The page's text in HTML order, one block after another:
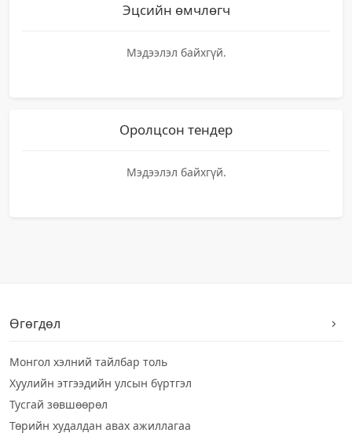
Эцсийн өмчлөгч
Мэдээлэл байхгүй.
Оролцсон тендер
Мэдээлэл байхгүй.
Өгөгдөл
Монгол хэлний тайлбар толь
Хуулийн этгээдийн улсын бүртгэл
Тусгай зөвшөөрөл
Төрийн худалдан авах ажиллагаа